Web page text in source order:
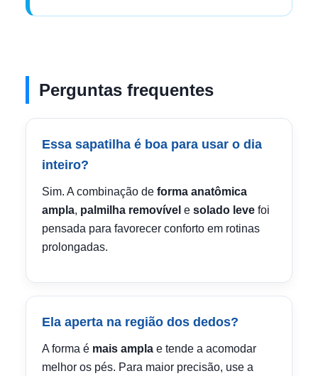
Perguntas frequentes
Essa sapatilha é boa para usar o dia
inteiro?
Sim. A combinação de forma anatômica
ampla, palmilha removível e solado leve foi
pensada para favorecer conforto em rotinas
prolongadas.
Ela aperta na região dos dedos?
A forma é mais ampla e tende a acomodar
melhor os pés. Para maior precisão, use a